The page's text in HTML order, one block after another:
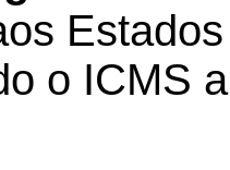
o ICMS